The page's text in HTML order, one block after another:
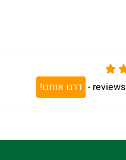
reviews
- דרגו אותנו!